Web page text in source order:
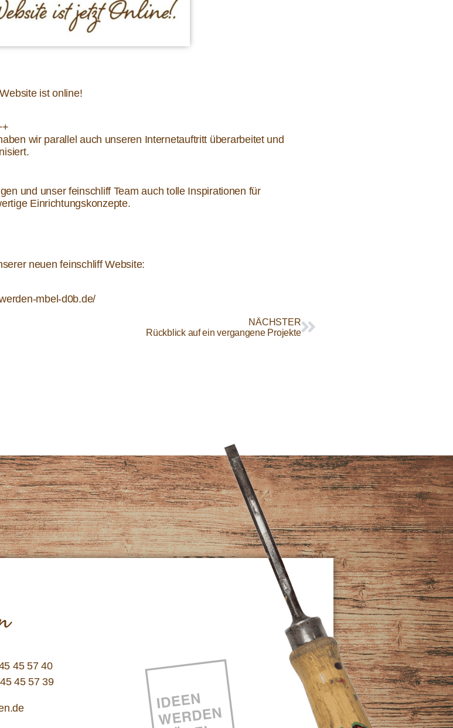
ist online!
wir parallel auch unseren Internetauftritt überarbeitet und
und unser feinschliff Team auch tolle Inspirationen für
Einrichtungskonzepte.
neuen feinschliff Website:
mbel-d0b.de/
NÄCHSTER
Rückblick auf ein vergangene Projekte
45 57 40
45 57 39